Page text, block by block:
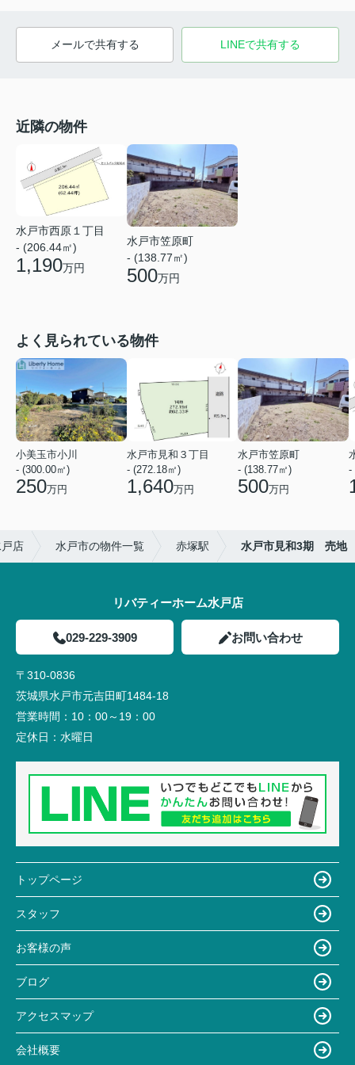
メールで共有する LINEで共有する
近隣の物件
水戸市西原１丁目
- (206.44㎡)
1,190万円
水戸市笠原町
- (138.77㎡)
500万円
よく見られている物件
小美玉市小川
- (300.00㎡)
250万円
水戸市見和３丁目
- (272.18㎡)
1,640万円
水戸市笠原町
- (138.77㎡)
500万円
-
店 水戸市の物件一覧 赤塚駅 水戸市見和3期 売地
リバティーホーム水戸店
029-229-3909 お問い合わせ
〒310-0836
茨城県水戸市元吉田町1484-18
営業時間： 10：00～19：00
定休日： 水曜日
トップページ
スタッフ
お客様の声
ブログ
アクセスマップ
会社概要